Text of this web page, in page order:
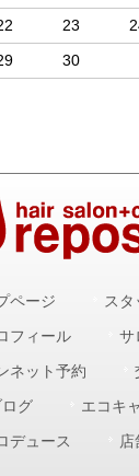
23
30
ページ スタ
フィール サ
ネット予約
グ エコキ
デュース 店